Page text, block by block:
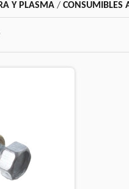
Y PLASMA / CONSUMIBLES